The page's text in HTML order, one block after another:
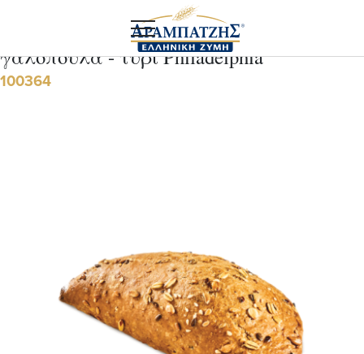
Τυρόπιτα D κουρού ολικής με
γαλοπούλα - τυρί Philadelphia
100364